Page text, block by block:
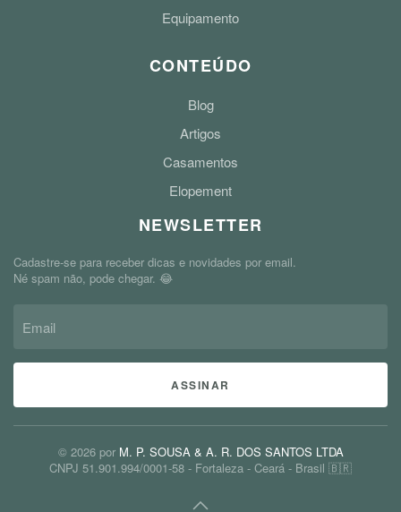
Equipamento
CONTEÚDO
Blog
Artigos
Casamentos
Elopement
NEWSLETTER
Cadastre-se para receber dicas e novidades por email.
Né spam não, pode chegar. 😂
ASSINAR
© 2026por M. P. SOUSA & A. R. DOS SANTOS LTDA
CNPJ 51.901.994/0001-58 - Fortaleza - Ceará - Brasil 🇧🇷